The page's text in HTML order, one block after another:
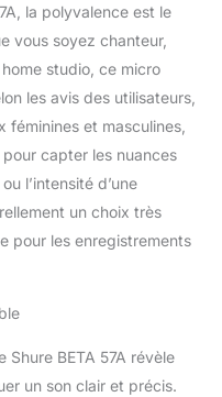
et résiste à
et à l'abus
en néodyme
rapport
bruit élevé
impédances de
la polyvalence est le
vous soyez chanteur,
studio, ce micro
les avis des utilisateurs,
féminines et masculines,
capter les nuances
l’intensité d’une
un choix très
pour les enregistrements
Shure BETA 57A révèle
un son clair et précis.